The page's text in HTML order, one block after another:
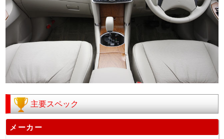
主要スペック
メーカー